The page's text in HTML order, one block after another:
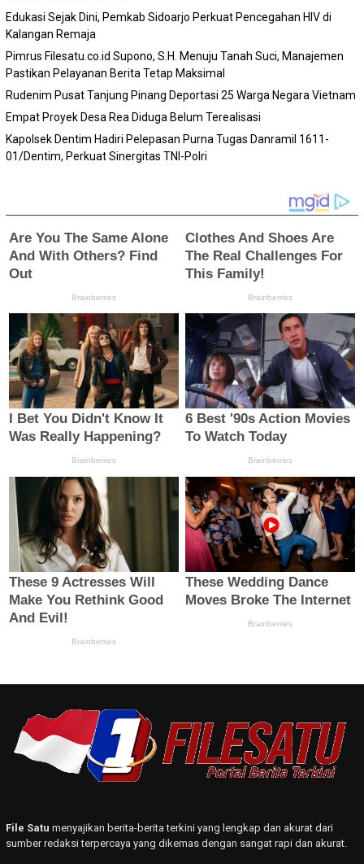
Edukasi Sejak Dini, Pemkab Sidoarjo Perkuat Pencegahan HIV di
Kalangan Remaja
Pimrus Filesatu.co.id Supono, S.H. Menuju Tanah Suci, Manajemen
Pastikan Pelayanan Berita Tetap Maksimal
Rudenim Pusat Tanjung Pinang Deportasi 25 Warga Negara Vietnam
Empat Proyek Desa Rea Diduga Belum Terealisasi
Kapolsek Dentim Hadiri Pelepasan Purna Tugas Danramil 1611-
01/Dentim, Perkuat Sinergitas TNI-Polri
File Satu menyajikan berita-berita terkini yang lengkap dan akurat dari
sumber redaksi terpercaya yang dikemas dengan sangat rapi dan akurat.